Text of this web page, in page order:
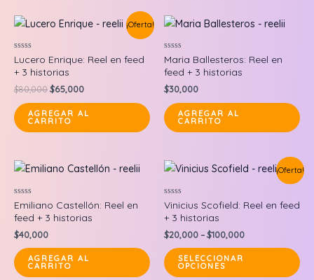
¡Oferta!
Valorado
en
0
de
5
Lucero Enrique: Reel en feed
+ 3 historias
$80,000Original
was:
$80,000.
$65,000Current
is:
AGREGAR AL
CARRITO
Valorado
en
0
de
5
Maria Ballesteros: Reel en
feed + 3 historias
$30,000
AGREGAR AL
CARRITO
Valorado
en
0
de
5
Emiliano Castellón: Reel en
feed + 3 historias
$40,000
AGREGAR AL
CARRITO
¡Oferta!
Valorado
en
0
de
5
Vinicius Scofield: Reel en feed
+ 3 historias
$20,000–$100,000
SELECCIONAR
OPCIONES